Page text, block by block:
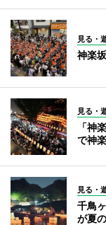
見る・
神楽
見る・
「神
で神
見る・
千鳥
が夏